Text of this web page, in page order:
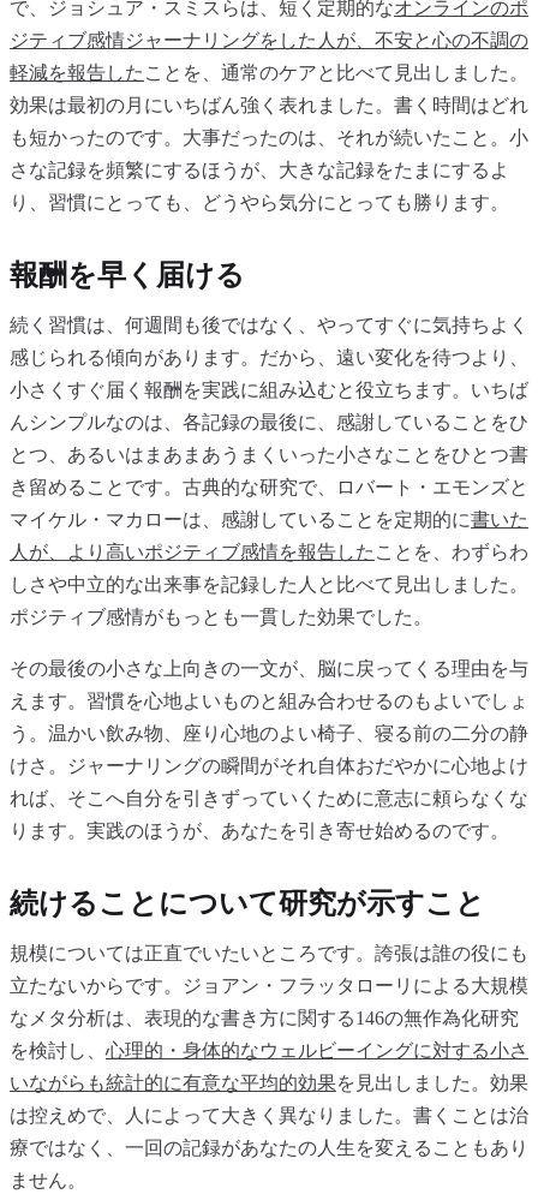
で、ジョシュア・スミスらは、短く定期的なオンラインのポ
ジティブ感情ジャーナリングをした人が、不安と心の不調の
軽減を報告した ことを、通常のケアと比べて見出しました。
効果は最初の月にいちばん強く表れました。書く時間はどれ
も短かったのです。大事だったのは、それが続いたこと。小
さな記録を頻繁にするほうが、大きな記録をたまにするよ
り、習慣にとっても、どうやら気分にとっても勝ります。
報酬を早く届ける
続く習慣は、何週間も後ではなく、やってすぐに気持ちよく
感じられる傾向があります。だから、遠い変化を待つより、
小さくすぐ届く報酬を実践に組み込むと役立ちます。いちば
んシンプルなのは、各記録の最後に、感謝していることをひ
とつ、あるいはまあまあうまくいった小さなことをひとつ書
き留めることです。古典的な研究で、ロバート・エモンズと
マイケル・マカローは、感謝していることを定期的に書いた
人が、より高いポジティブ感情を報告した ことを、わずらわ
しさや中立的な出来事を記録した人と比べて見出しました。
ポジティブ感情がもっとも一貫した効果でした。
その最後の小さな上向きの一文が、脳に戻ってくる理由を与
えます。習慣を心地よいものと組み合わせるのもよいでしょ
う。温かい飲み物、座り心地のよい椅子、寝る前の二分の静
けさ。ジャーナリングの瞬間がそれ自体おだやかに心地よけ
れば、そこへ自分を引きずっていくために意志に頼らなくな
ります。実践のほうが、あなたを引き寄せ始めるのです。
続けることについて研究が示すこと
規模については正直でいたいところです。誇張は誰の役にも
立たないからです。ジョアン・フラッタローリによる大規模
なメタ分析は、表現的な書き方に関する146の無作為化研究
を検討し、 心理的・身体的なウェルビーイングに対する小さ
いながらも統計的に有意な平均的効果を見出しました。効果
は控えめで、人によって大きく異なりました。書くことは治
療ではなく、一回の記録があなたの人生を変えることもあり
ません。